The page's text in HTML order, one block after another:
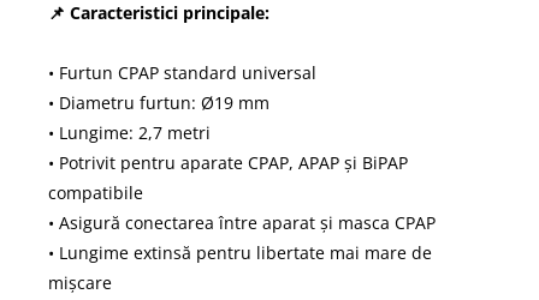
📌 Caracteristici principale:
• Furtun CPAP standard universal
• Diametru furtun: Ø19 mm
• Lungime: 2,7 metri
• Potrivit pentru aparate CPAP, APAP și BiPAP
compatibile
• Asigură conectarea între aparat și masca CPAP
• Lungime extinsă pentru libertate mai mare de
mișcare